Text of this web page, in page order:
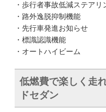
・歩行者事故低減ステアリ
・路外逸脱抑制機能
・先行車発進お知らせ
・標識認識機能
・オートハイビーム
低燃費で楽しく走
ドセダン